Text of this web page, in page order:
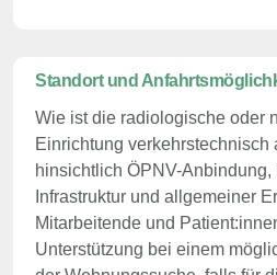
Standort und
Wie ist die radiologische oder
Einrichtung verkehrstechnisch
hinsichtlich ÖPNV-
Infrastruktur und allgemeiner
Mitarbeitende und
Unterstützung bei einem